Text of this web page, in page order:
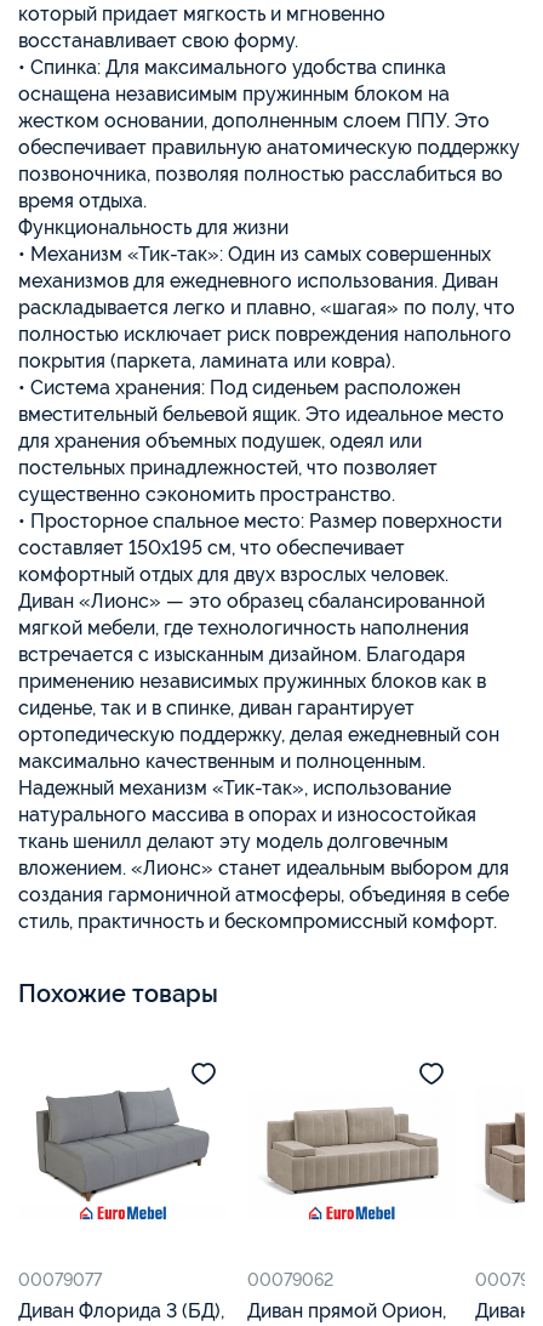
который придает мягкость и мгновенно
восстанавливает свою форму.
• Спинка: Для максимального удобства спинка
оснащена независимым пружинным блоком на
жестком основании, дополненным слоем ППУ. Это
обеспечивает правильную анатомическую поддержку
позвоночника, позволяя полностью расслабиться во
время отдыха.
Функциональность для жизни
• Механизм «Тик-так»: Один из самых совершенных
механизмов для ежедневного использования. Диван
раскладывается легко и плавно, «шагая» по полу, что
полностью исключает риск повреждения напольного
покрытия (паркета, ламината или ковра).
• Система хранения: Под сиденьем расположен
вместительный бельевой ящик. Это идеальное место
для хранения объемных подушек, одеял или
постельных принадлежностей, что позволяет
существенно сэкономить пространство.
• Просторное спальное место: Размер поверхности
составляет 150х195 см, что обеспечивает
комфортный отдых для двух взрослых человек.
Диван «Лионс» — это образец сбалансированной
мягкой мебели, где технологичность наполнения
встречается с изысканным дизайном. Благодаря
применению независимых пружинных блоков как в
сиденье, так и в спинке, диван гарантирует
ортопедическую поддержку, делая ежедневный сон
максимально качественным и полноценным.
Надежный механизм «Тик-так», использование
натурального массива в опорах и износостойкая
ткань шенилл делают эту модель долговечным
вложением. «Лионс» станет идеальным выбором для
создания гармоничной атмосферы, объединяя в себе
стиль, практичность и бескомпромиссный комфорт.
Похожие товары
00079077
Диван Флорида 3 (БД),
00079062
Диван прямой Орион,
Диван